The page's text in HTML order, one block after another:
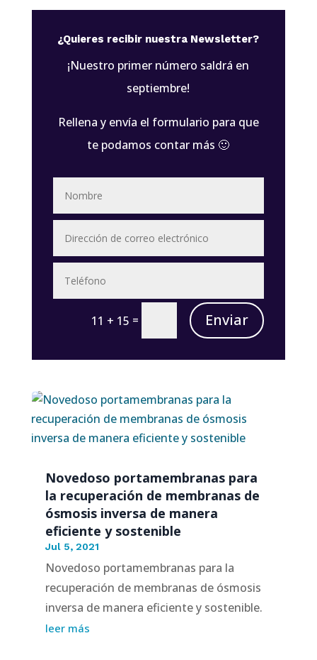
¿Quieres recibir nuestra Newsletter?
¡Nuestro primer número saldrá en
septiembre!
Rellena y envía el formulario para que
te podamos contar más 🙂
11 + 15 = Enviar
Novedoso portamembranas para
la recuperación de membranas de
ósmosis inversa de manera
eficiente y sostenible
Jul 5, 2021
Novedoso portamembranas para la
recuperación de membranas de ósmosis
inversa de manera eficiente y sostenible.
leer más